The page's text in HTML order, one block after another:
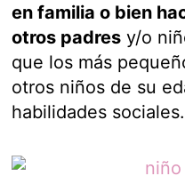
en familia o bien
otros padres y/o
que los más
otros niños de su
habilidades sociales.